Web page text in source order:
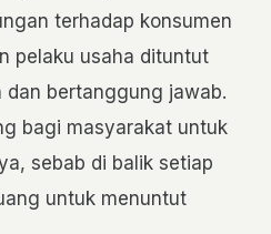
terhadap konsumen
pelaku usaha dituntut
dan bertanggung jawab.
bagi masyarakat untuk
sebab di balik setiap
untuk menuntut